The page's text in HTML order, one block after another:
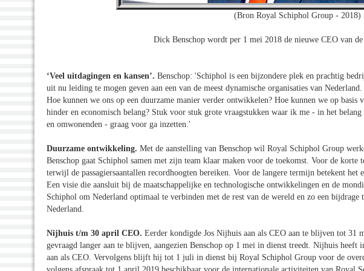
(Bron Royal Schiphol Group - 2018)
Dick Benschop wordt per 1 mei 2018 de nieuwe CEO van
‘Veel uitdagingen en kansen’. Benschop: 'Schiphol is een bijzondere plek en prachtig
uit nu leiding te mogen geven aan een van de meest dynamische organisaties van
Hoe kunnen we ons op een duurzame manier verder ontwikkelen? Hoe kunnen we op basis
hinder en economisch belang? Stuk voor stuk grote vraagstukken waar ik me - in het
en omwonenden - graag voor ga inzetten.'
Duurzame ontwikkeling. Met de aanstelling van Benschop wil Royal Schiphol Group
Benschop gaat Schiphol samen met zijn team klaar maken voor de toekomst. Voor de
terwijl de passagiersaantallen recordhoogten bereiken. Voor de langere termijn betekent
Een visie die aansluit bij de maatschappelijke en technologische ontwikkelingen en de
Schiphol om Nederland optimaal te verbinden met de rest van de wereld en zo een
Nederland.
Nijhuis t/m 30 april CEO. Eerder kondigde Jos Nijhuis aan als CEO aan te blijven tot 31
gevraagd langer aan te blijven, aangezien Benschop op 1 mei in dienst treedt. Nijhuis
aan als CEO. Vervolgens blijft hij tot 1 juli in dienst bij Royal Schiphol Group voor de
volgens afspraak tot 1 april 2019 beschikbaar voor de internationale activiteiten van Royal